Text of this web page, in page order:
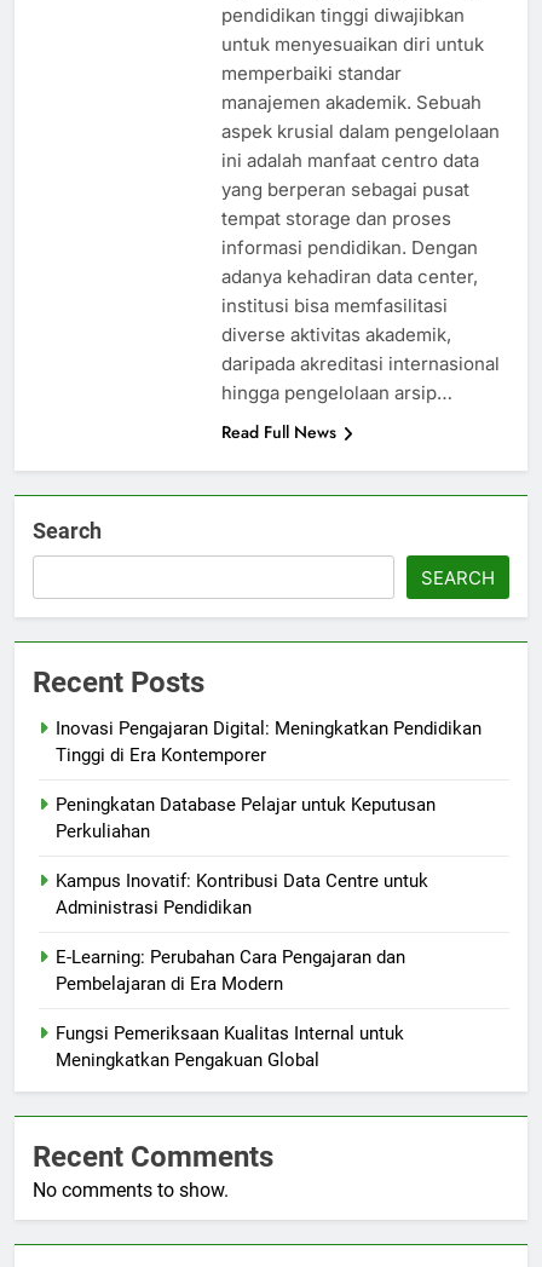
pendidikan tinggi diwajibkan
untuk menyesuaikan diri untuk
memperbaiki standar
manajemen akademik. Sebuah
aspek krusial dalam pengelolaan
ini adalah manfaat centro data
yang berperan sebagai pusat
tempat storage dan proses
informasi pendidikan. Dengan
adanya kehadiran data center,
institusi bisa memfasilitasi
diverse aktivitas akademik,
daripada akreditasi internasional
hingga pengelolaan arsip…
Read Full News
Search
SEARCH
Recent Posts
Inovasi Pengajaran Digital: Meningkatkan Pendidikan
Tinggi di Era Kontemporer
Peningkatan Database Pelajar untuk Keputusan
Perkuliahan
Kampus Inovatif: Kontribusi Data Centre untuk
Administrasi Pendidikan
E-Learning: Perubahan Cara Pengajaran dan
Pembelajaran di Era Modern
Fungsi Pemeriksaan Kualitas Internal untuk
Meningkatkan Pengakuan Global
Recent Comments
No comments to show.